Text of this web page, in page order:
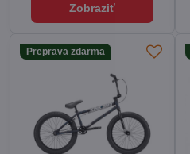
Zobraziť
Preprava zdarma